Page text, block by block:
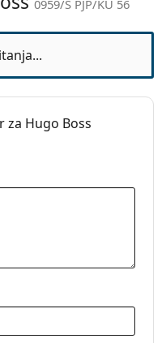
0959/S PJP/KU 56
Hugo Boss